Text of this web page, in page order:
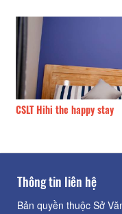
CSLT Hihi the happy stay
Thông tin liên hệ
Bản quyền thuộc Sở